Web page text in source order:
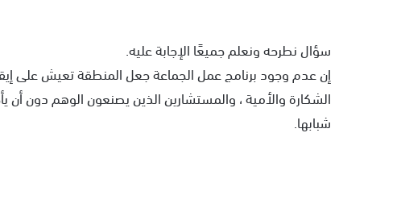
سؤال نطرحه ونعلم جميعًا الإجابة عليه.
إن عدم وجود برنامج عمل الجماعة جعل المنطقة تعيش على
الشكارة والأمية ، والمستشارين الذين يصنعون الوهم دون أن
شبابها.